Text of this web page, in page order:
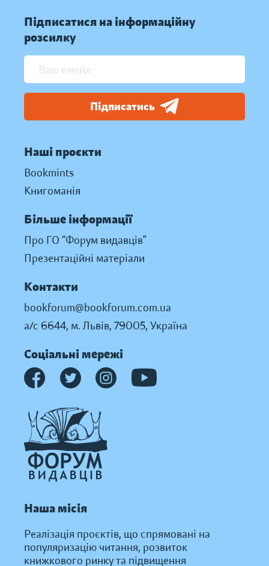
Підписатися на інформаційну
розсилку
Підписатись
Наші проєкти
Bookmints
Книгоманія
Більше інформації
Про ГО “Форум видавців”
Презентаційні матеріали
Контакти
bookforum@bookforum.com.ua
а/с 6644, м. Львів, 79005, Україна
Соціальні мережі
Наша місія
Реалізація проєктів, що спрямовані на
популяризацію читання, розвиток
книжкового ринку та підвищення